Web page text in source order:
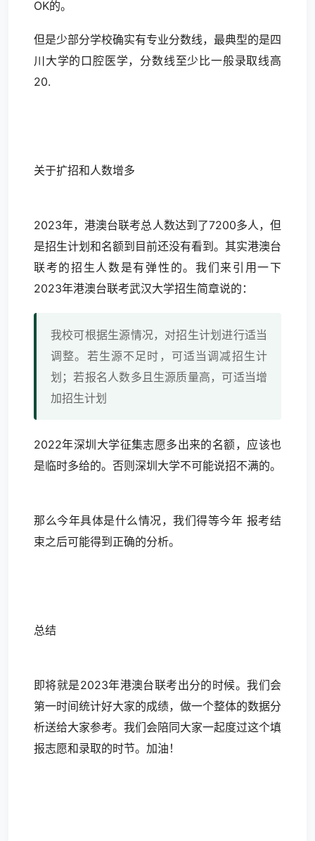
OK的。
但是少部分学校确实有专业分数线，最典型的是四
川大学的口腔医学，分数线至少比一般录取线高
20.
关于扩招和人数增多
2023年，港澳台联考总人数达到了7200多人，但
是招生计划和名额到目前还没有看到。其实港澳台
联考的招生人数是有弹性的。我们来引用一下
2023年港澳台联考武汉大学招生简章说的：
我校可根据生源情况，对招生计划进行适当
调整。若生源不足时，可适当调减招生计
划；若报名人数多且生源质量高，可适当增
加招生计划
2022年深圳大学征集志愿多出来的名额，应该也
是临时多给的。否则深圳大学不可能说招不满的。
那么今年具体是什么情况，我们得等今年 报考结
束之后可能得到正确的分析。
总结
即将就是2023年港澳台联考出分的时候。我们会
第一时间统计好大家的成绩，做一个整体的数据分
析送给大家参考。我们会陪同大家一起度过这个填
报志愿和录取的时节。加油！